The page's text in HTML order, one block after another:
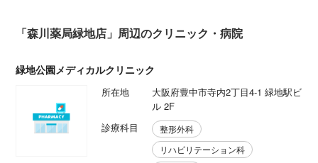
「森川薬局緑地店」周辺のクリニック・病院
緑地公園メディカルクリニック
所在地
大阪府豊中市寺内2丁目4-1 緑地駅ビ
ル 2F
診療科目
整形外科
リハビリテーション科